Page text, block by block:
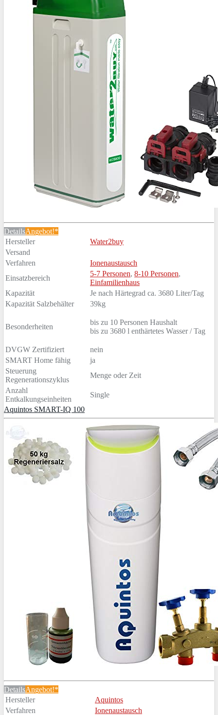
DetailsAngebot!*
Hersteller
Water2buy
Versand
Verfahren
Ionenaustausch
Einsatzbereich
5-7 Personen, 8-10 Personen,
Einfamilienhaus
Kapazität
Je nach Härtegrad ca. 3680 Liter/Tag
Kapazität Salzbehälter
39kg
Besonderheiten
bis zu 10 Personen Haushalt
bis zu 3680 l enthärtetes Wasser / Tag
DVGW Zertifiziert
nein
SMART Home fähig
ja
Steuerung
Regenerationszyklus
Menge oder Zeit
Anzahl
Entkalkungseinheiten
Single
Aquintos SMART-IQ 100
DetailsAngebot!*
Hersteller
Aquintos
Verfahren
Ionenaustausch